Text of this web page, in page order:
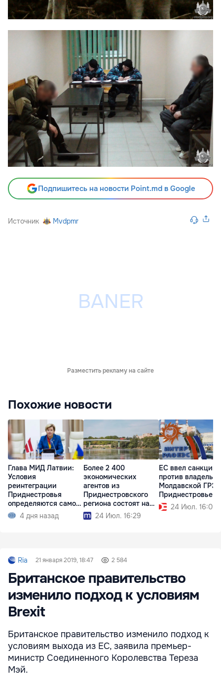
Подпишитесь на новости Point.md в Google
Источник Mvdpmr
Разместить рекламу на сайте
Похожие новости
Глава МИД Латвии:
Условия
реинтеграции
Приднестровья
определяются самой
Молдовой
4 дня назад
Более 2 400
экономических
агентов из
Приднестровского
региона состоят на
учёте в АГУ
24 Июл. 16:29
ЕС ввел санкции
против владельца
Молдавской
Приднестровье
24 Июл. 16:09
Ria 21 января 2019, 18:47 2 584
Британское правительство
изменило подход к условиям
Brexit
Британское правительство изменило подход к
условиям выхода из ЕС, заявила премьер-
министр Соединенного Королевства Тереза
Мэй.